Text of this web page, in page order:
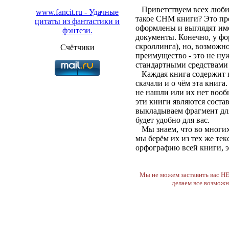
www.fancit.ru - Удачные
цитаты из фантастики и
фэнтези.
Счётчики
Приветствуем всех
такое CHM книги? Это
оформлены и выглядят
документы. Конечно, у
скроллинга), но,
преимущество - это не
стандартными
Каждая книга содержит
скачали и о чём эта
не нашли или их нет
эти книги являются
выкладываем фрагмент
будет удобно для вас.
Мы знаем, что во
мы берём их из тех же
орфографию всей книги,
Мы не можем заставить вас
делаем все